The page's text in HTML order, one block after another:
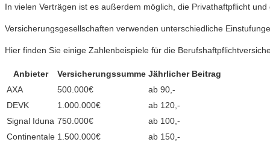
In vielen Verträgen ist es außerdem möglich, die Privathaftpflicht
Versicherungsgesellschaften verwenden unterschiedliche
Hier finden Sie einige Zahlenbeispiele für die
Anbieter Versicherungssumme Jährlicher Beitrag
AXA
500.000€
ab 90,-
DEVK
1.000.000€
ab 120,-
Signal Iduna 750.000€
ab 100,-
Continentale 1.500.000€
ab 150,-